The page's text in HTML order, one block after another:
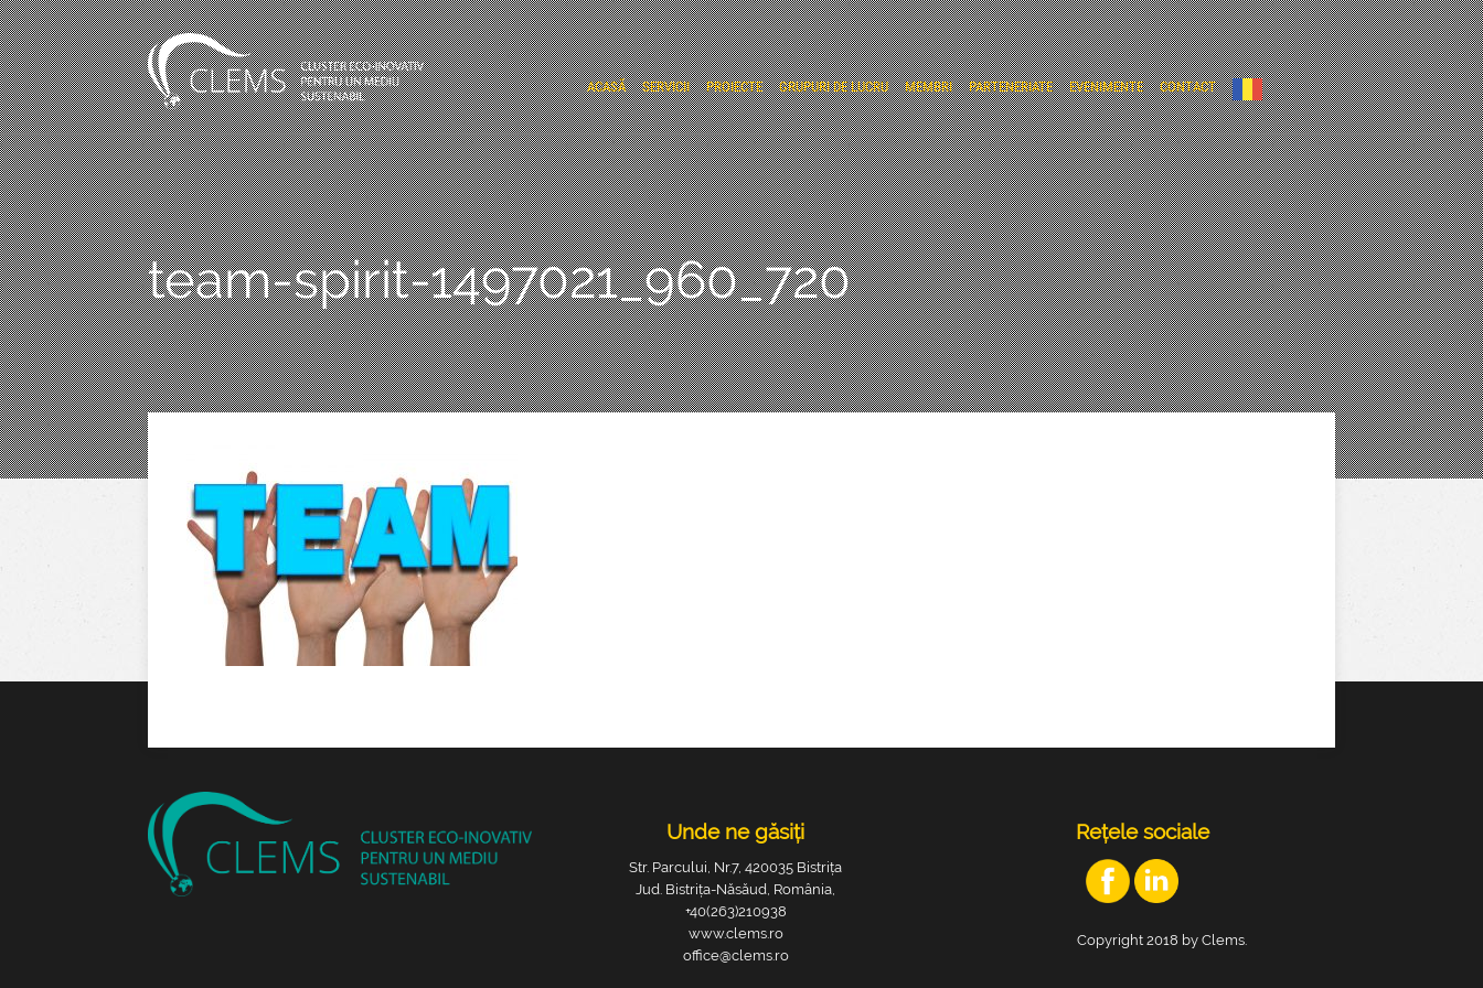
ACASĂ SERVICII PROIECTE GRUPURI DE LUCRU MEMBRI PARTENERIATE EVENIMENTE CONTACT
team-spirit-1497021_960_720
Unde ne găsiți
Str. Parcului, Nr.7, 420035 Bistrița
Jud. Bistrița-Năsăud, România,
+40(263)210938
www.clems.ro
office@clems.ro
Rețele sociale
Copyright 2018 by Clems.